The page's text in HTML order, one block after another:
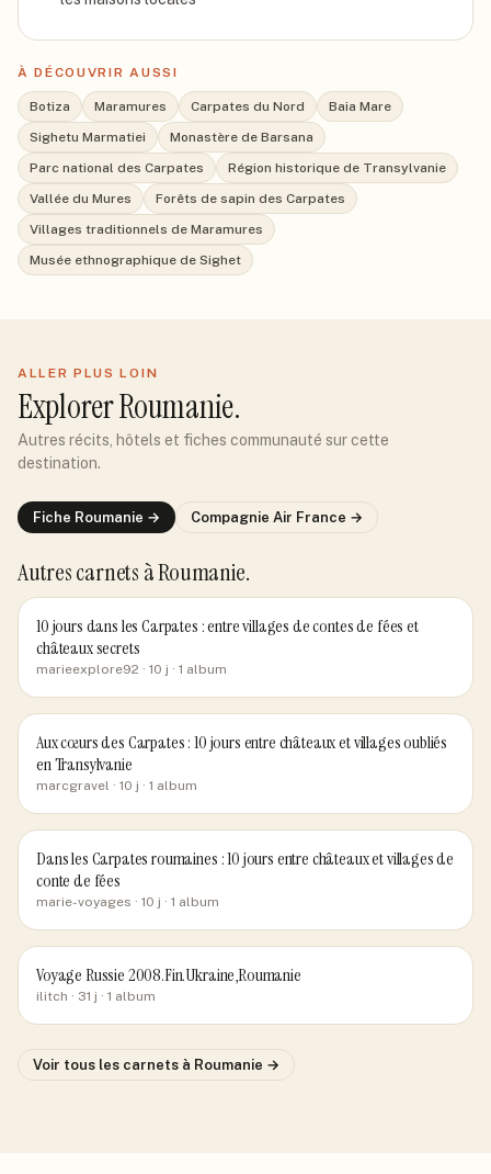
À DÉCOUVRIR AUSSI
Botiza Maramures Carpates du Nord
Baia Mare
Sighetu Marmatiei
Monastère de Barsana
Parc national des Carpates
Région historique de Transylvanie
Vallée du Mures
Forêts de sapin des Carpates
Villages traditionnels de Maramures
Musée ethnographique de Sighet
ALLER PLUS LOIN
ExplorerRoumanie.
Autres récits, hôtels et fiches communauté sur cette
destination.
Fiche Roumanie → Compagnie Air France →
Autres carnets à Roumanie.
10 jours dans les Carpates : entre villages de contes de fées et
châteaux secrets
marieexplore92 · 10 j · 1 album
Aux cœurs des Carpates : 10 jours entre châteaux et villages oubliés
en Transylvanie
marcgravel · 10 j · 1 album
Dans les Carpates roumaines : 10 jours entre châteaux et villages de
conte de fées
marie-voyages · 10 j · 1 album
Voyage Russie 2008.Fin.Ukraine,Roumanie
ilitch · 31 j · 1 album
Voir tous les carnets à Roumanie →